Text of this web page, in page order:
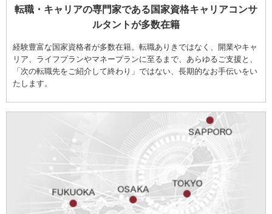
転職・キャリアの専門家である国家資格キャリアコンサ
ルタントが多数在籍
経験豊富な国家資格者が多数在籍。転職ありきではなく、開業やキャ
リア、ライフプランやマネープランに至るまで、あらゆるご支援と、
「次の転職先をご紹介して終わり」ではない、長期的なお手伝いをい
たします。